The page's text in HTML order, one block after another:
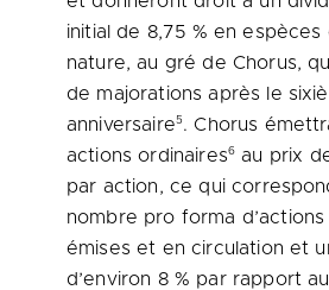
initial de 8,75 % en espèces
nature, au gré de Chorus,
de majorations après le
anniversaire5 . Chorus
actions ordinaires6 au prix
par action, ce qui
nombre pro forma d’actions
émises et en circulation et
d’environ 8 % par rapport